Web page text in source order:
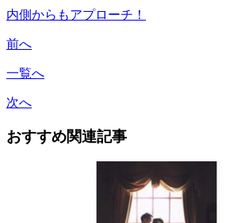
内側からもアプローチ！
前へ
一覧へ
次へ
おすすめ関連記事